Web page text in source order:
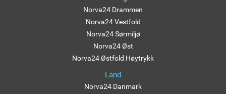
Norva24 Drammen
Norva24 Vestfold
Norva24 Sørmiljø
Norva24 Øst
Norva24 Østfold Høytrykk
Land
Norva24 Danmark